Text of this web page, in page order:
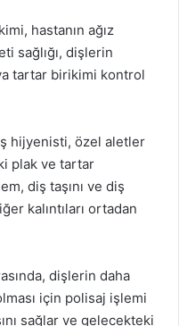
hastanın ağız
sağlığı, dişlerin
tartar birikimi kontrol
hijyenisti, özel aletler
plak ve tartar
diş taşını ve diş
kalıntıları ortadan
dişlerin daha
için polisaj işlemi
sağlar ve gelecekteki